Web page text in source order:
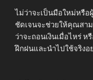
ไม่ว่าจะเป็นมือใหม่หรื
ชัดเจนจะช่วยให้คุณสา
ว่าจะถอนเงินเมื่อไหร่
ฝึกฝนและนำไปใช้จริงอ